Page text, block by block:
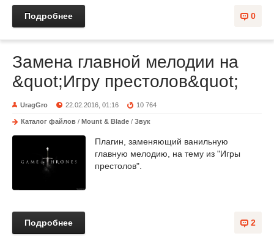
0
Подробнее
Замена главной мелодии на
&quot;Игру престолов&quot;
UragGro 22.02.2016, 01:16 10 764
Каталог файлов / Mount & Blade / Звук
Плагин, заменяющий ванильную
главную мелодию, на тему из "Игры
престолов".
2
Подробнее